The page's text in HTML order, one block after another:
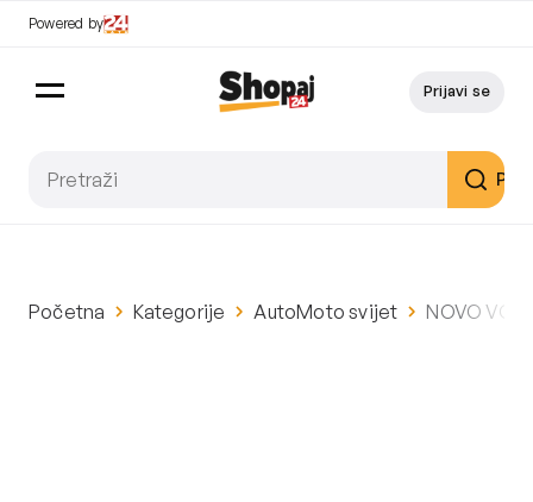
Powered by
Prijavi se
Početna Kategorije AutoMoto svijet NOVO